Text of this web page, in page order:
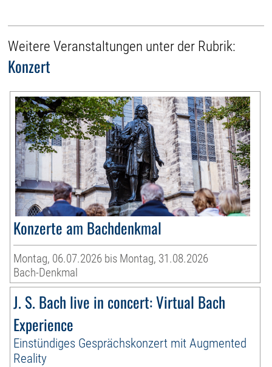
Weitere Veranstaltungen unter der Rubrik:
Konzert
Konzerte am Bachdenkmal
Montag, 06.07.2026 bis Montag, 31.08.2026
Bach-Denkmal
J. S. Bach live in concert: Virtual Bach
Experience
Einstündiges Gesprächskonzert mit Augmented
Reality